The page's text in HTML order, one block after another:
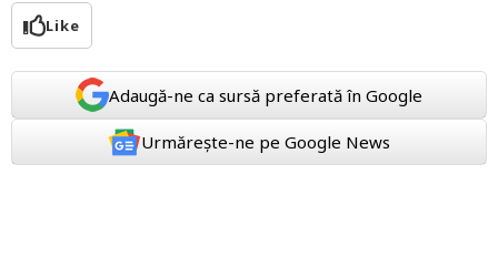
Like
Adaugă-ne ca sursă preferată în Google
Urmărește-ne pe Google News